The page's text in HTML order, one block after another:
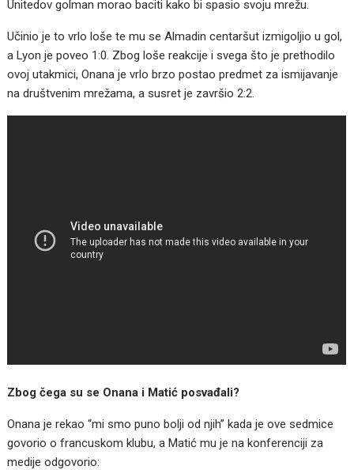
Unitedov golman morao baciti kako bi spasio svoju mrežu.
Učinio je to vrlo loše te mu se Almadin centaršut izmigoljio u gol,
a Lyon je poveo 1:0. Zbog loše reakcije i svega što je prethodilo
ovoj utakmici, Onana je vrlo brzo postao predmet za ismijavanje
na društvenim mrežama, a susret je završio 2:2.
Zbog čega su se Onana i Matić posvađali?
Onana je rekao “mi smo puno bolji od njih” kada je ove sedmice
govorio o francuskom klubu, a Matić mu je na konferenciji za
medije odgovorio: